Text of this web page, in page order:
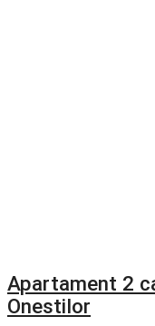
Apartament 2
Onestilor